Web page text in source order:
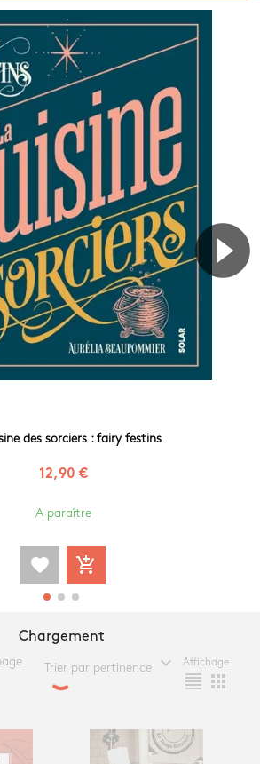
des sorciers : fairy festins
12,90 €
A paraître
favorite add_shopping_cart
Chargement
Trier par pertinence expand_more Affichage
format_align_justify apps